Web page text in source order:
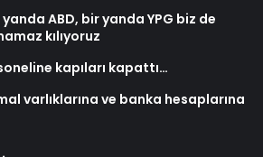
ABD, bir yanda YPG biz de
kılıyoruz
kapıları kapattı…
varlıklarına ve banka hesaplarına